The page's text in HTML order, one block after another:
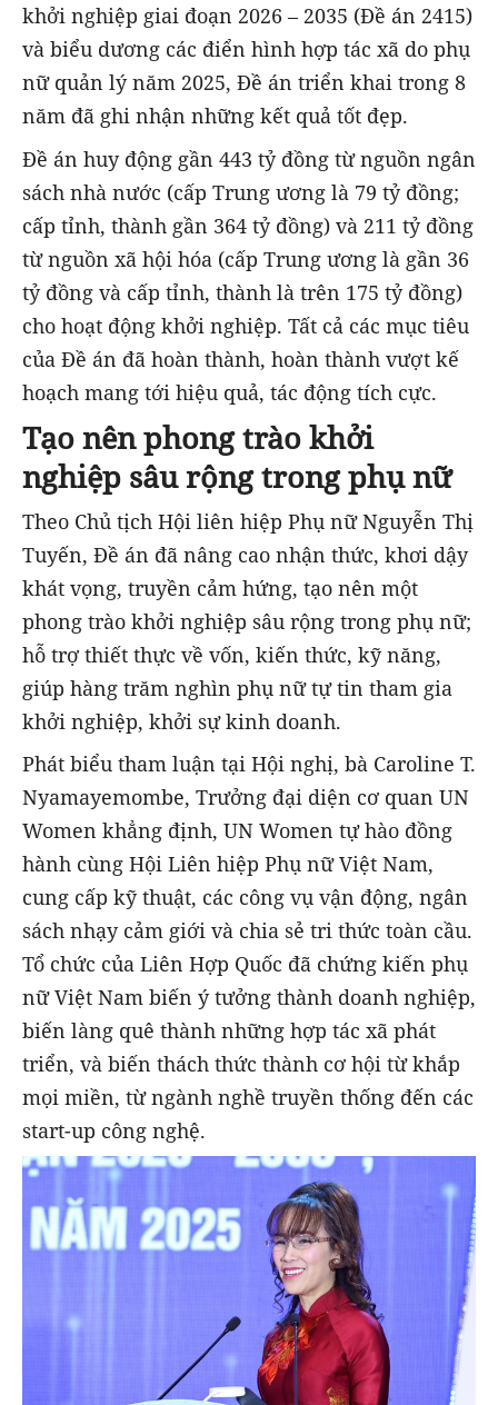
khởi nghiệp giai đoạn 2026 – 2035 (Đề án 2415)
và biểu dương các điển hình hợp tác xã do phụ
nữ quản lý năm 2025, Đề án triển khai trong 8
năm đã ghi nhận những kết quả tốt đẹp.
Đề án huy động gần 443 tỷ đồng từ nguồn ngân
sách nhà nước (cấp Trung ương là 79 tỷ đồng;
cấp tỉnh, thành gần 364 tỷ đồng) và 211 tỷ đồng
từ nguồn xã hội hóa (cấp Trung ương là gần 36
tỷ đồng và cấp tỉnh, thành là trên 175 tỷ đồng)
cho hoạt động khởi nghiệp. Tất cả các mục tiêu
của Đề án đã hoàn thành, hoàn thành vượt kế
hoạch mang tới hiệu quả, tác động tích cực.
Tạo nên phong trào khởi
nghiệp sâu rộng trong phụ nữ
Theo Chủ tịch Hội liên hiệp Phụ nữ Nguyễn Thị
Tuyến, Đề án đã nâng cao nhận thức, khơi dậy
khát vọng, truyền cảm hứng, tạo nên một
phong trào khởi nghiệp sâu rộng trong phụ nữ;
hỗ trợ thiết thực về vốn, kiến thức, kỹ năng,
giúp hàng trăm nghìn phụ nữ tự tin tham gia
khởi nghiệp, khởi sự kinh doanh.
Phát biểu tham luận tại Hội nghị, bà Caroline T.
Nyamayemombe, Trưởng đại diện cơ quan UN
Women khẳng định, UN Women tự hào đồng
hành cùng Hội Liên hiệp Phụ nữ Việt Nam,
cung cấp kỹ thuật, các công vụ vận động, ngân
sách nhạy cảm giới và chia sẻ tri thức toàn cầu.
Tổ chức của Liên Hợp Quốc đã chứng kiến phụ
nữ Việt Nam biến ý tưởng thành doanh nghiệp,
biến làng quê thành những hợp tác xã phát
triển, và biến thách thức thành cơ hội từ khắp
mọi miền, từ ngành nghề truyền thống đến các
start-up công nghệ.